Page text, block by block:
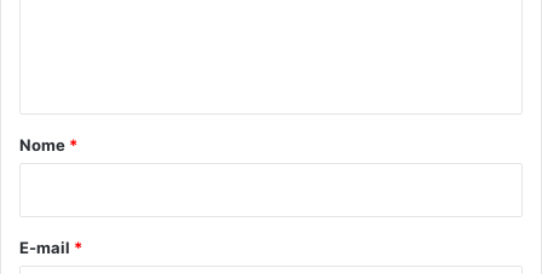
r
*
Nome *
E-mail *